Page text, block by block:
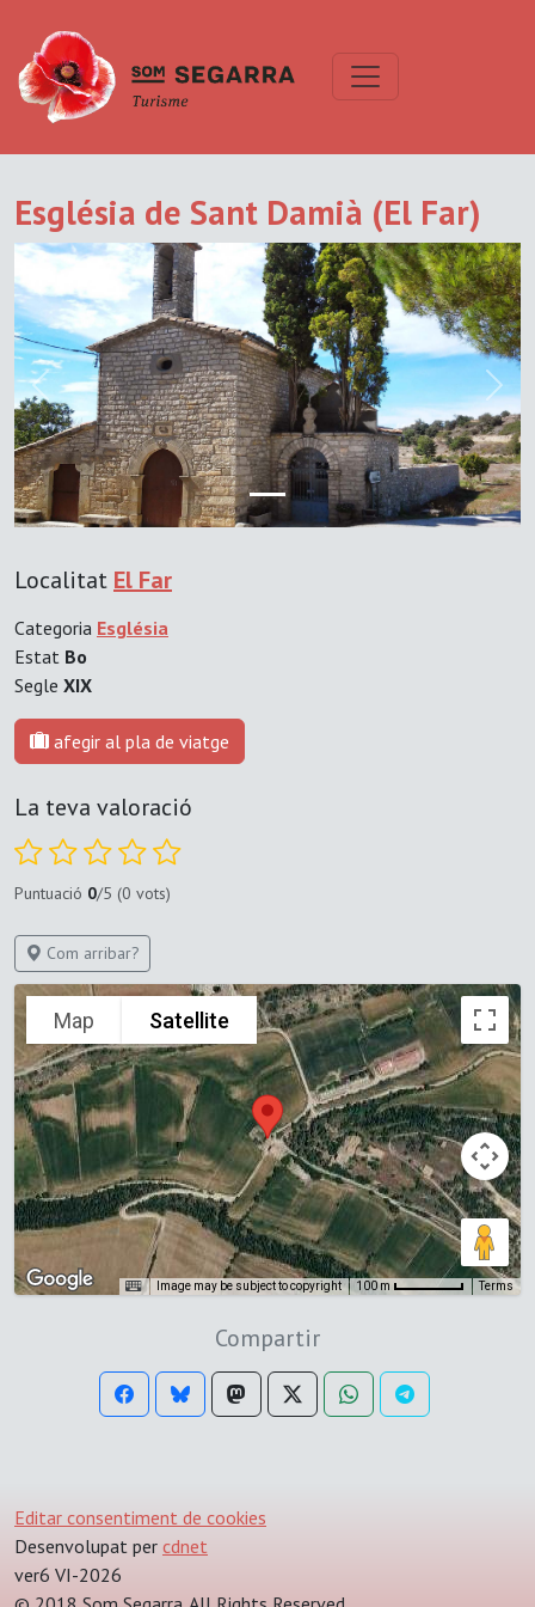
Església de Sant Damià (El Far)
Previous Next
Localitat El Far
Categoria Església
Estat Bo
Segle XIX
afegir al pla de viatge
La teva valoració
Puntuació 0/5 (0 vots)
Com arribar?
Map Satellite
Image may be subject to copyright 100 m Terms
Compartir
Editar consentiment de cookies
Desenvolupat per cdnet
ver6 VI-2026